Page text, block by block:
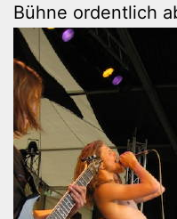
Bühne ordentlich